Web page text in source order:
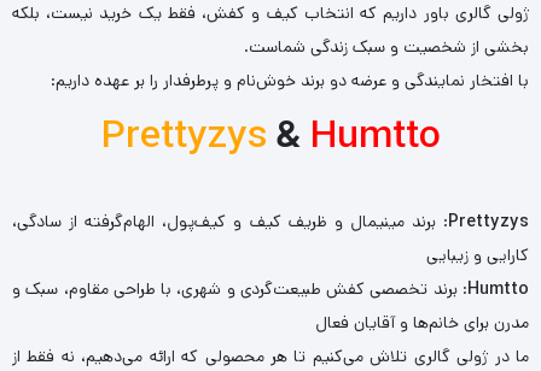
ژولی گالری باور داریم که انتخاب کیف و کفش، فقط یک خرید نیست، بلکه
بخشی از شخصیت و سبک زندگی شماست.
با افتخار نمایندگی و عرضه دو برند خوش‌نام و پرطرفدار را بر عهده داریم:
Prettyzys& Humtto
Prettyzys: برند مینیمال و ظریف کیف و کیف‌پول، الهام‌گرفته از سادگی،
کارایی و زیبایی
Humtto: برند تخصصی کفش طبیعت‌گردی و شهری، با طراحی مقاوم، سبک و
مدرن برای خانم‌ها و آقایان فعال
ما در ژولی گالری تلاش می‌کنیم تا هر محصولی که ارائه می‌دهیم، نه فقط از